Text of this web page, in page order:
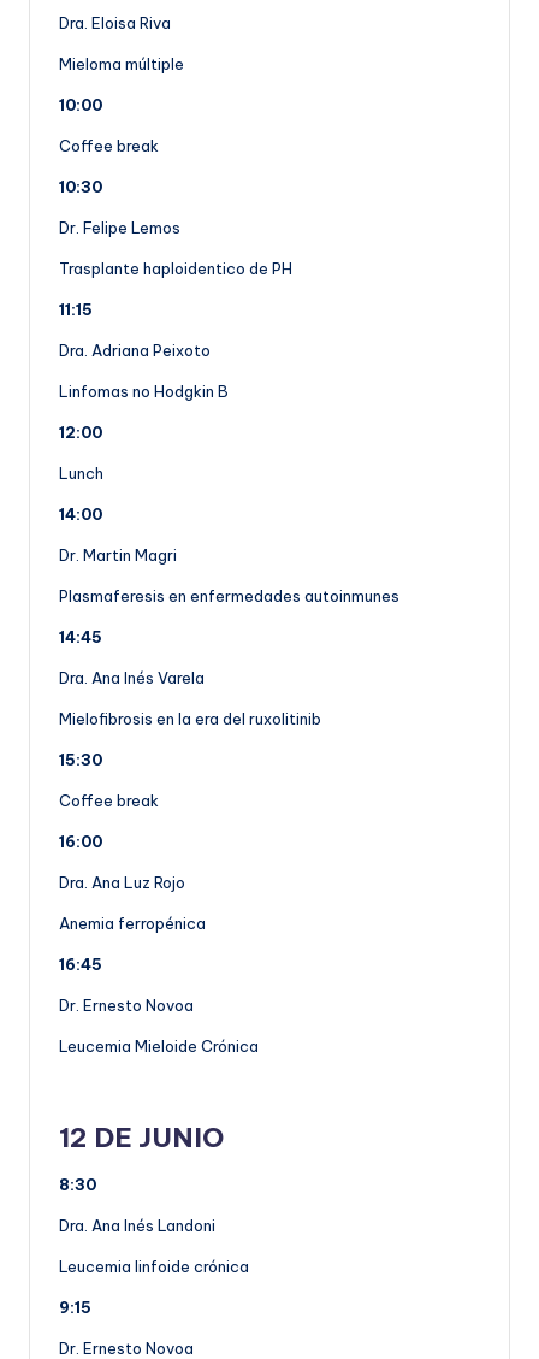
Dra. Eloisa Riva
Mieloma múltiple
10:00
Coffee break
10:30
Dr. Felipe Lemos
Trasplante haploidentico de PH
11:15
Dra. Adriana Peixoto
Linfomas no Hodgkin B
12:00
Lunch
14:00
Dr. Martin Magri
Plasmaferesis en enfermedades autoinmunes
14:45
Dra. Ana Inés Varela
Mielofibrosis en la era del ruxolitinib
15:30
Coffee break
16:00
Dra. Ana Luz Rojo
Anemia ferropénica
16:45
Dr. Ernesto Novoa
Leucemia Mieloide Crónica
12 DE JUNIO
8:30
Dra. Ana Inés Landoni
Leucemia linfoide crónica
9:15
Dr. Ernesto Novoa